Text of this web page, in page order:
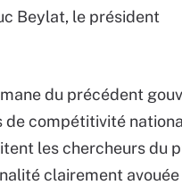
Beylat, le président
du précédent
compétitivité
les chercheurs du
clairement